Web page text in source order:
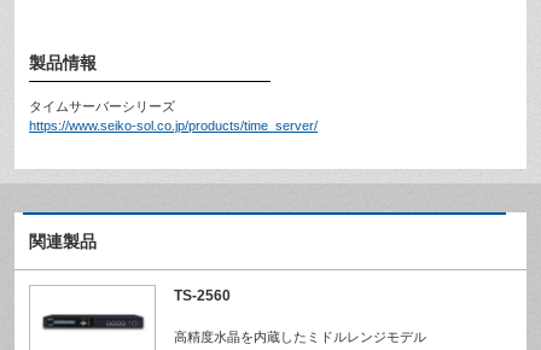
製品情報
タイムサーバーシリーズ
https://www.seiko-sol.co.jp/products/time_server/
関連製品
TS-2560
高精度水晶を内蔵したミドルレンジモデル